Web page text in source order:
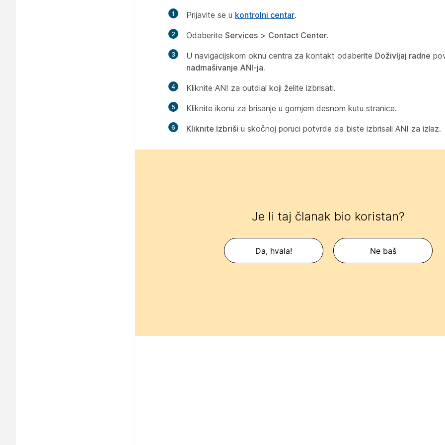
1 Prijavite se u kontrolni centar.
2 Odaberite Services > Contact Center.
3 U navigacijskom oknu centra za kontakt odaberite Doživljaj radne
nadmašivanje ANI-ja.
4 Kliknite ANI za outdial koji želite izbrisati.
5 Kliknite ikonu za brisanje u gornjem desnom kutu stranice.
6 Kliknite Izbriši u skočnoj poruci potvrde da biste izbrisali ANI za izlaz.
Je li taj članak bio koristan?
Da, hvala! Ne baš